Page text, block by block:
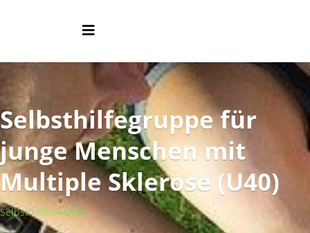
Selbsthilfegruppe für
junge Menschen mit
Multiple Sklerose (U40)
Selbsthilfe bewegt